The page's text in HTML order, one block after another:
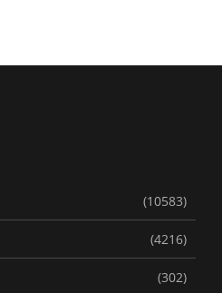
(10583)
(4216)
(302)